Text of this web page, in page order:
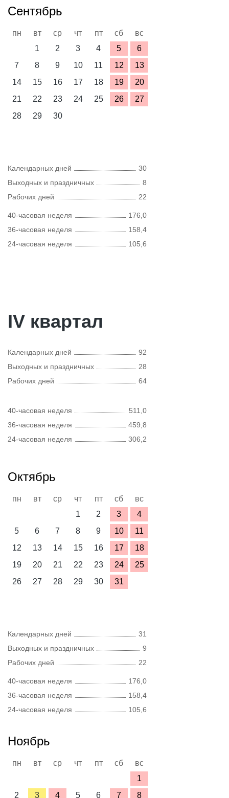
Сентябрь
пн вт ср чт пт сб
вс
1
2 3 4 5
6
7
8 9 10 11 12
13
14
15 16 17 18 19
20
21
22 23 24 25 26
27
28
29 30
Календарных дней
30
Выходных и праздничных
8
Рабочих дней
22
40-часовая неделя
176,0
36-часовая неделя
158,4
24-часовая неделя
105,6
IV квартал
Календарных дней
92
Выходных и праздничных
28
Рабочих дней
64
40-часовая неделя
511,0
36-часовая неделя
459,8
24-часовая неделя
306,2
Октябрь
пн вт ср чт пт сб
вс
1
2 3
4
5
6 7 8 9 10
11
12
13 14 15 16 17
18
19
20 21 22 23 24
25
26
27 28 29 30 31
Календарных дней
31
Выходных и праздничных
9
Рабочих дней
22
40-часовая неделя
176,0
36-часовая неделя
158,4
24-часовая неделя
105,6
Ноябрь
пн вт ср чт пт сб
вс
1
2
3 4 5 6 7 8